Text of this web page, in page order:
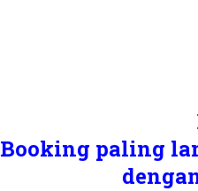
Booking paling